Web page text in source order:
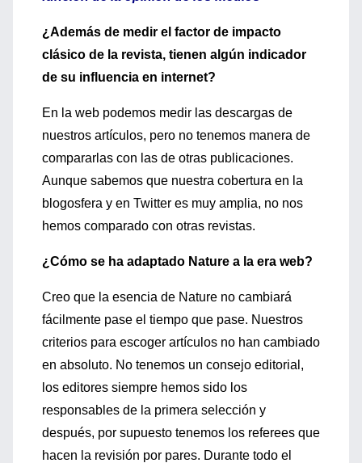
¿Además de medir el factor de impacto
clásico de la revista, tienen algún indicador
de su influencia en internet?
En la web podemos medir las descargas de
nuestros artículos, pero no tenemos manera de
compararlas con las de otras publicaciones.
Aunque sabemos que nuestra cobertura en la
blogosfera y en Twitter es muy amplia, no nos
hemos comparado con otras revistas.
¿Cómo se ha adaptado Nature a la era web?
Creo que la esencia de Nature no cambiará
fácilmente pase el tiempo que pase. Nuestros
criterios para escoger artículos no han cambiado
en absoluto. No tenemos un consejo editorial,
los editores siempre hemos sido los
responsables de la primera selección y
después, por supuesto tenemos los referees que
hacen la revisión por pares. Durante todo el